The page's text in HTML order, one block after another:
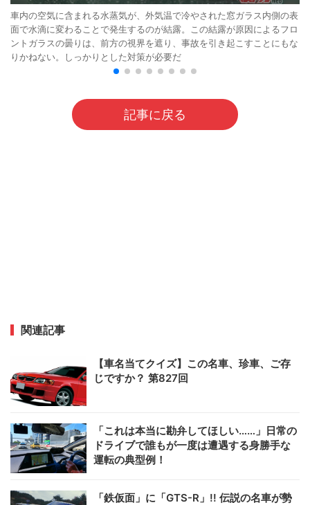
車内の空気に含まれる水蒸気が、外気温で冷やされた窓ガラス内側の表
面で水滴に変わることで発生するのが結露。この結露が原因によるフロ
ントガラスの曇りは、前方の視界を遮り、事故を引き起こすことにもな
りかねない。しっかりとした対策が必要だ
記事に戻る
関連記事
【車名当てクイズ】この名車、珍車、ご存
じですか？ 第827回
「これは本当に勘弁してほしい……」日常の
ドライブで誰もが一度は遭遇する身勝手な
運転の典型例！
「鉄仮面」に「GTS-R」!! 伝説の名車が勢